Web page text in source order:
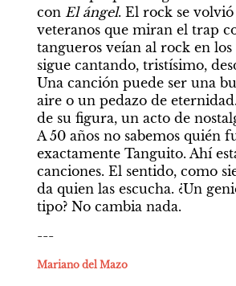
con El ángel. El rock se
veteranos que miran el trap
tangueros veían al rock en los
sigue cantando, tristísimo,
Una canción puede ser una
aire o un pedazo de
de su figura, un acto de
A 50 años no sabemos quién
exactamente Tanguito. Ahí
canciones. El sentido, como
da quien las escucha. ¿Un
tipo? No cambia nada.
---
Mariano del Mazo